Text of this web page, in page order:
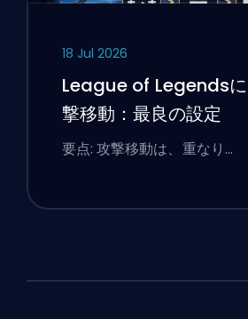
18 Jul 2026
League of Legends
撃移動：最良の設定
要点: 攻撃移動は、重なり…